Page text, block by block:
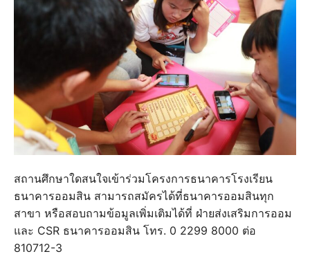
สถานศึกษาใดสนใจเข้าร่วมโครงการธนาคารโรงเรียน
ธนาคารออมสิน สามารถสมัครได้ที่ธนาคารออมสินทุก
สาขา หรือสอบถามข้อมูลเพิ่มเติมได้ที่ ฝ่ายส่งเสริมการออม
และ CSR ธนาคารออมสิน โทร. 0 2299 8000 ต่อ
810712-3